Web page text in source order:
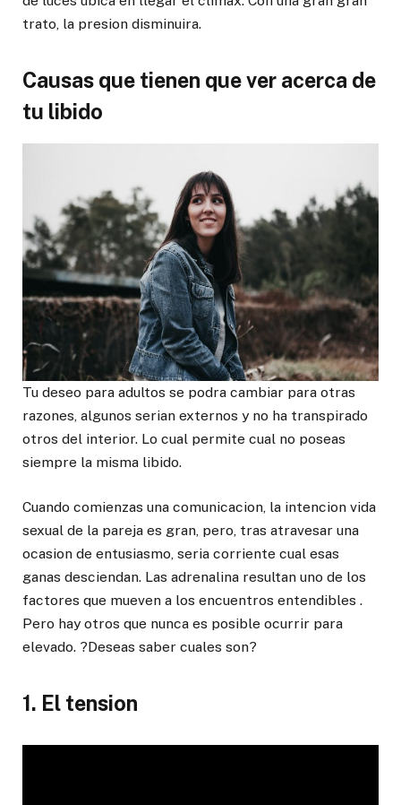
trato, la presion disminuira.
Causas que tienen que ver acerca de
tu libido
Tu deseo para adultos se podra cambiar para otras
razones, algunos serian externos y no ha transpirado
otros del interior. Lo cual permite cual no poseas
siempre la misma libido.
Cuando comienzas una comunicacion, la intencion vida
sexual de la pareja es gran, pero, tras atravesar una
ocasion de entusiasmo, seria corriente cual esas
ganas desciendan. Las adrenalina resultan uno de los
factores que mueven a los encuentros entendibles .
Pero hay otros que nunca es posible ocurrir para
elevado. ?Deseas saber cuales son?
1. El tension